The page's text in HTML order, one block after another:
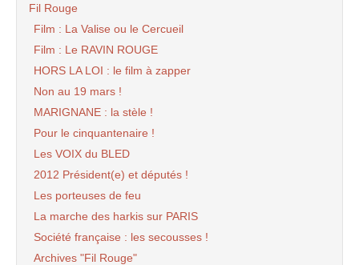
Fil Rouge
Film : La Valise ou le Cercueil
Film : Le RAVIN ROUGE
HORS LA LOI : le film à zapper
Non au 19 mars !
MARIGNANE : la stèle !
Pour le cinquantenaire !
Les VOIX du BLED
2012 Président(e) et députés !
Les porteuses de feu
La marche des harkis sur PARIS
Société française : les secousses !
Archives "Fil Rouge"